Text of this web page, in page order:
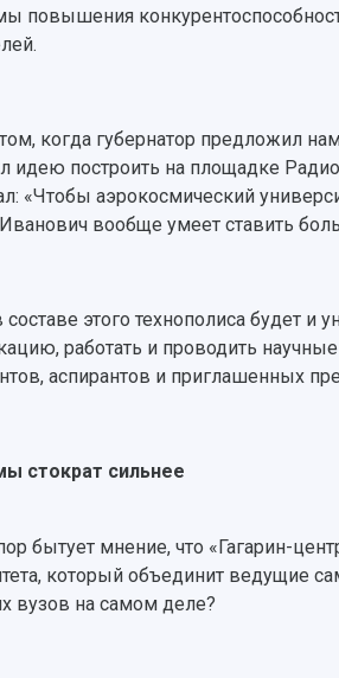
повышения
когда губернатор предложил
идею построить на площадке
«Чтобы аэрокосмический
вообще умеет ставить
составе этого технополиса будет и
работать и проводить
аспирантов и приглашенных
стократ сильнее
бытует мнение, что «Гагарин-
который объединит ведущие
вузов на самом деле?